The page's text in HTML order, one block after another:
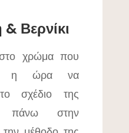
Βερνίκι
χρώμα που
η ώρα να
σχέδιο της
πάνω στην